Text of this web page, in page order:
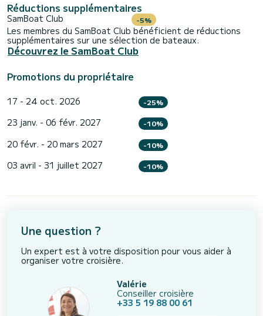
Réductions supplémentaires
SamBoat Club -5%
Les membres du SamBoat Club bénéficient de réductions
supplémentaires sur une sélection de bateaux.
Découvrez le SamBoat Club
Promotions du propriétaire
17 - 24 oct. 2026 -25%
23 janv. - 06 févr. 2027 -10%
20 févr. - 20 mars 2027 -10%
03 avril - 31 juillet 2027 -10%
Une question ?
Un expert est à votre disposition pour vous aider à
organiser votre croisière.
Valérie
Conseiller croisière
+33 5 19 88 00 61